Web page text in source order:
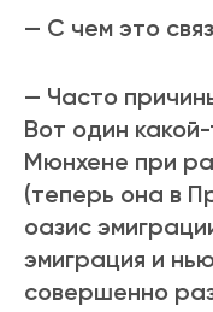
— С чем это
— Часто
Вот один
Мюнхене при
(теперь она в
оазис
эмиграция и
совершенно